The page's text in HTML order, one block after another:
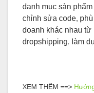
danh mục sản
chỉnh sửa code,
doanh khác nhau từ
dropshipping, làm
XEM THÊM ==>